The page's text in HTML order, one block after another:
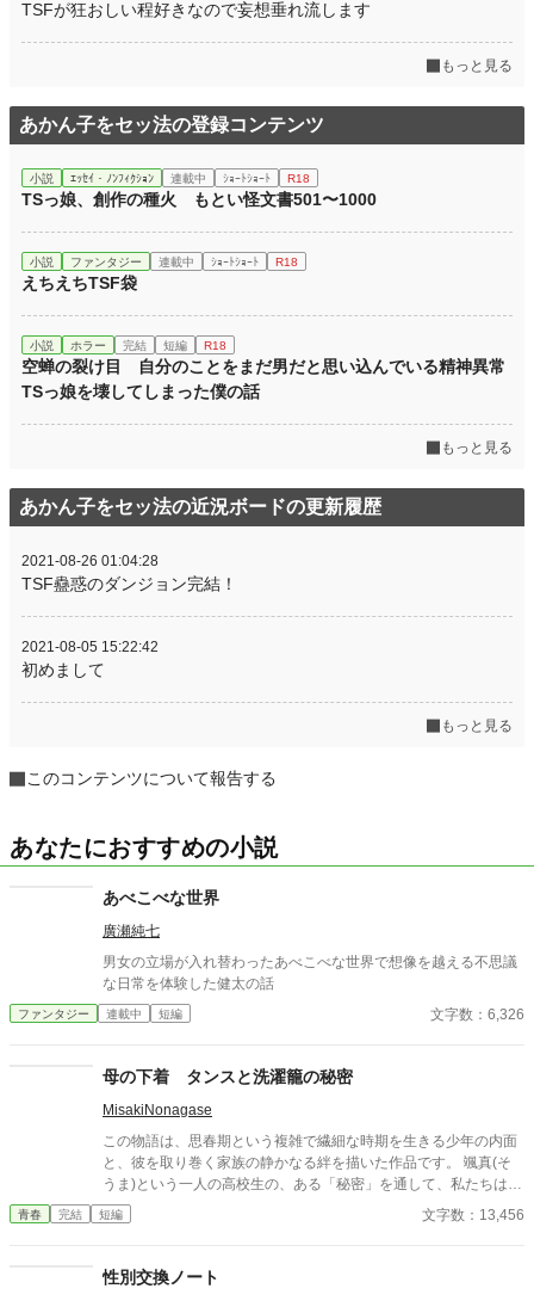
TSFが狂おしい程好きなので妄想垂れ流します
もっと見る
あかん子をセッ法の登録コンテンツ
小説 ｴｯｾｲ・ﾉﾝﾌｨｸｼｮﾝ 連載中 ｼｮｰﾄｼｮｰﾄ R18
TSっ娘、創作の種火 もとい怪文書501〜1000
小説 ファンタジー 連載中 ｼｮｰﾄｼｮｰﾄ R18
えちえちTSF袋
小説 ホラー 完結 短編 R18
空蝉の裂け目 自分のことをまだ男だと思い込んでいる精神異常
TSっ娘を壊してしまった僕の話
もっと見る
あかん子をセッ法の近況ボードの更新履歴
2021-08-26 01:04:28
TSF蠱惑のダンジョン完結！
2021-08-05 15:22:42
初めまして
もっと見る
このコンテンツについて報告する
あなたにおすすめの小説
あべこべな世界
廣瀬純七
男女の立場が入れ替わったあべこべな世界で想像を越える不思議
な日常を体験した健太の話
ファンタジー 連載中 短編 文字数：6,326
母の下着 タンスと洗濯籠の秘密
MisakiNonagase
この物語は、思春期という複雑で繊細な時期を生きる少年の内面
と、彼を取り巻く家族の静かなる絆を描いた作品です。 颯真(そ
うま)という一人の高校生の、ある「秘密」を通して、私たちは成
長の過程で誰もが抱くかもしれない戸惑い、罪悪感、そしてそれ
らを包み込む家族の無言の理解に触れます。 物語は、現在の颯真
ます。そこで明らかになるのは、彼がかつて母親の下着に対して
抱いた抑えがたい好奇心と、それに伴う一連の行為です。それは
青春 完結 短編 文字数：13,456
性別交換ノート